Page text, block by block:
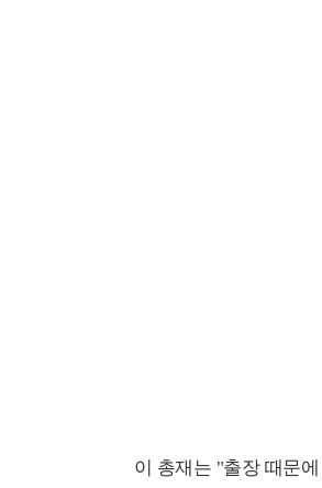
이 총재는 "출장 때문